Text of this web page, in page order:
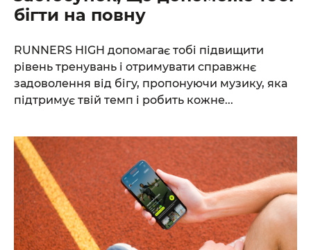
бігти на повну
RUNNERS HIGH допомагає тобі підвищити
рівень тренувань і отримувати справжнє
задоволення від бігу, пропонуючи музику, яка
підтримує твій темп і робить кожне...